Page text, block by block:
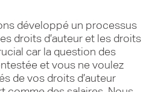
développé un processus
droits d’auteur et les droits
car la question des
et vous ne voulez
de vos droits d’auteur